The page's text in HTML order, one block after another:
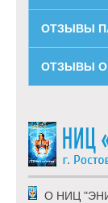
ОТЗЫВЫ
ОТЗЫВЫ О
О НИЦ